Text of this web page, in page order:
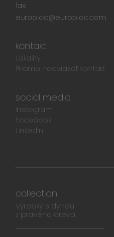
fax:
europlac@europlac.com
kontakt
Lokality
Priamo nadviazať kontakt
social media
Instagram
Facebook
LinkedIn
collection
Výrobky s dyhou
z pravého dreva